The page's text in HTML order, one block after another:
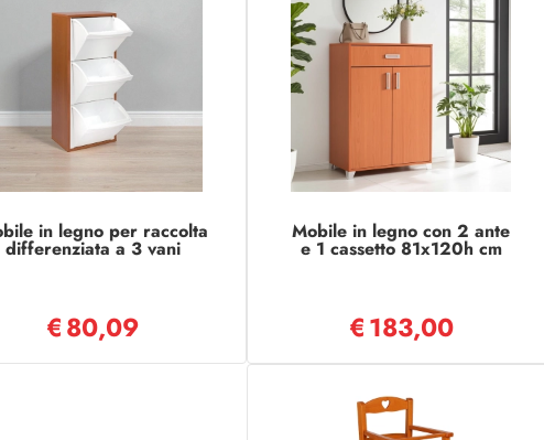
in legno per raccolta
differenziata a 3 vani
€80,09
Mobile in legno con 2 ante
e 1 cassetto 81x120h cm
€183,00